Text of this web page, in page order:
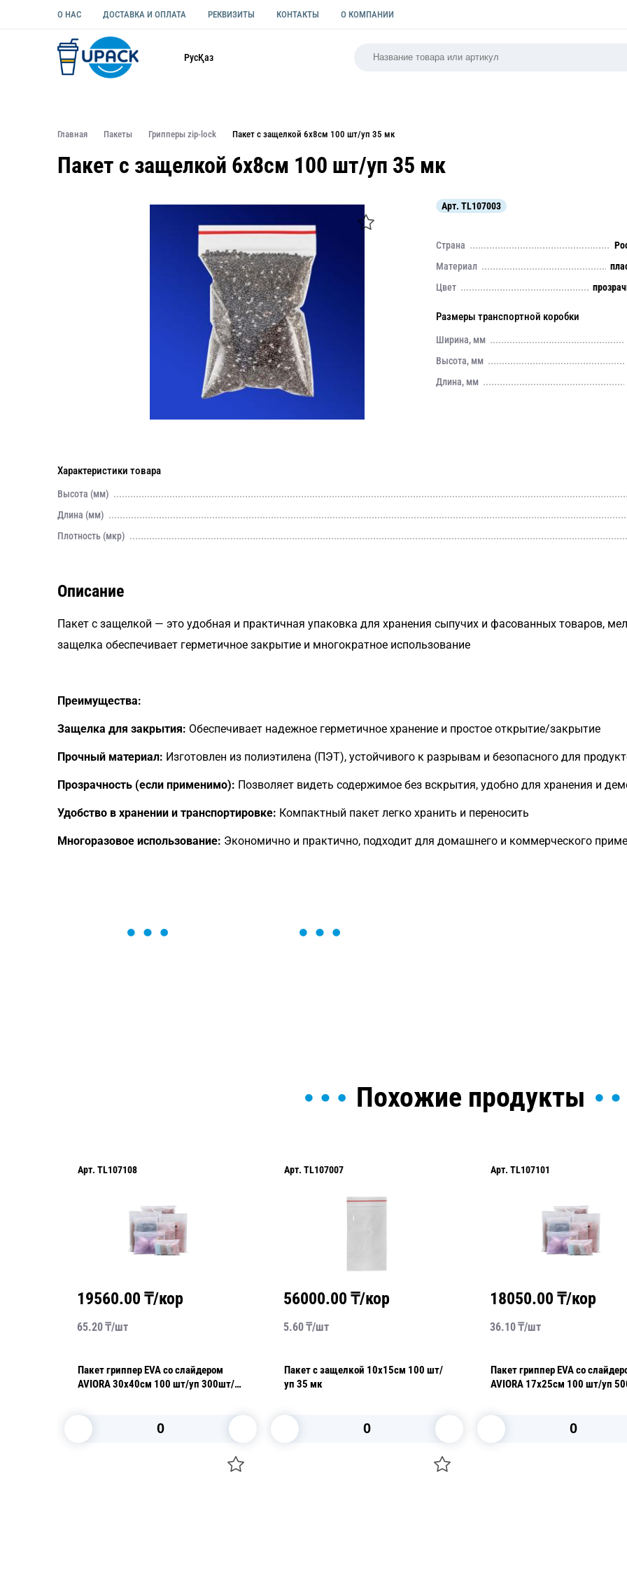
О НАС ДОСТАВКА И ОПЛАТА РЕКВИЗИТЫ КОНТАКТЫ О КОМПАНИИ
РусҚаз
Главная Пакеты Грипперы zip-lock Пакет с защелкой 6х8см 100 шт/уп 35 мк
Пакет с защелкой 6х8см 100 шт/уп 35 мк
Арт. TL107003
Страна
Материал
Цвет
Размеры транспортной коробки
Ширина, мм
Высота, мм
Длина, мм
Характеристики товара
Высота (мм)
Длина (мм)
Плотность (мкр)
Описание
Пакет с защелкой — это удобная и практичная упаковка для хранения сыпучих и фасованных товаров,
защелка обеспечивает герметичное закрытие и многократное использование
Преимущества:
Защелка для закрытия: Обеспечивает надежное герметичное хранение и простое открытие/закрытие
Прочный материал: Изготовлен из полиэтилена (ПЭТ), устойчивого к разрывам и безопасного для
Прозрачность (если применимо): Позволяет видеть содержимое без вскрытия, удобно для хранения и
Удобство в хранении и транспортировке: Компактный пакет легко хранить и переносить
Многоразовое использование: Экономично и практично, подходит для домашнего и коммерческого
Похожие продукты
Арт. TL107108
19560.00 ₸/кор
65.20₸/шт
Пакет гриппер EVA со слайдером
AVIORA 30х40см 100 шт/уп 300шт/
Арт. TL107007
56000.00 ₸/кор
5.60₸/шт
Пакет с защелкой 10х15см 100 шт/
уп 35 мк
Арт. TL107101
18050.00 ₸/кор
36.10₸/шт
Пакет гриппер EVA со
AVIORA 17х25см 100 шт/уп 500шт/